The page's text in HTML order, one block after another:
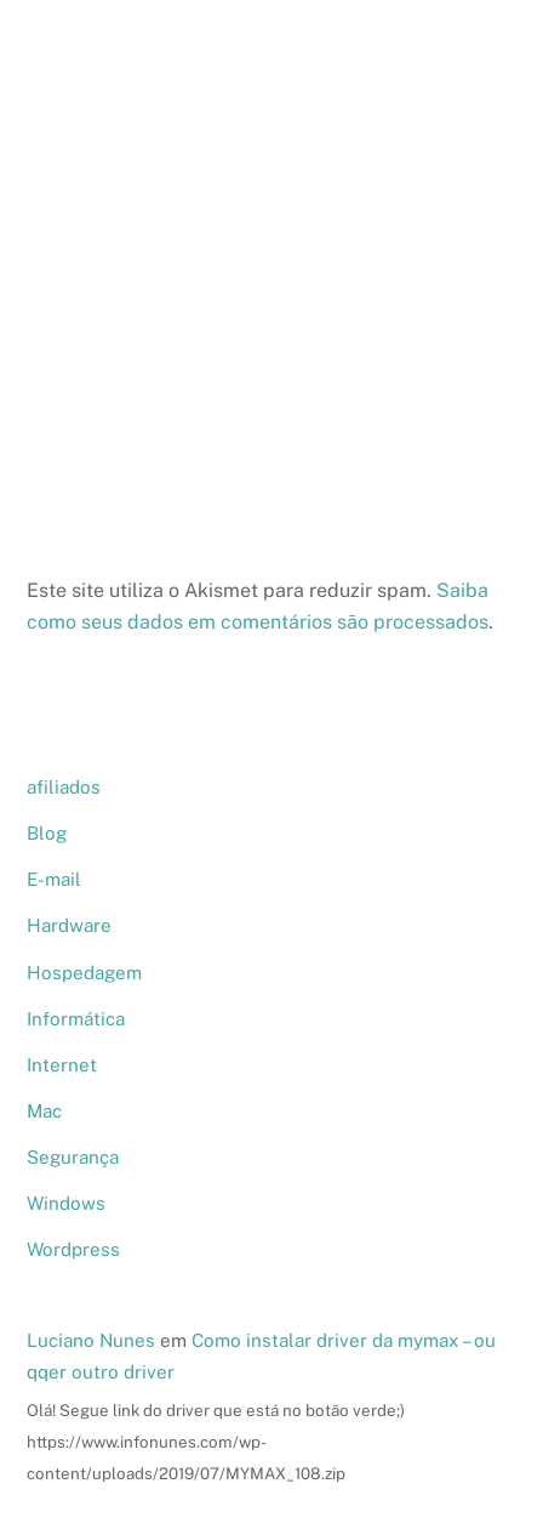
Este site utiliza o Akismet para reduzir spam. Saiba
como seus dados em comentários são processados.
afiliados
Blog
E-mail
Hardware
Hospedagem
Informática
Internet
Mac
Segurança
Windows
Wordpress
Luciano Nunes emComo instalar driver da mymax – ou
qqer outro driver
Olá! Segue link do driver que está no botão verde;)
https://www.infonunes.com/wp-
content/uploads/2019/07/MYMAX_108.zip